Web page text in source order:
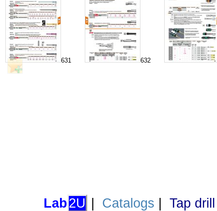
631 632
Lab2U Catalogs Tap